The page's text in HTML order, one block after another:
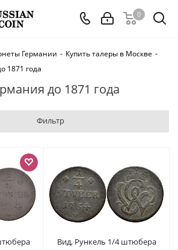
0
Германии - Купить талеры в Москве -
1871 года
до 1871 года
Фильтр
Вид, Рункель 1/4 штюбера